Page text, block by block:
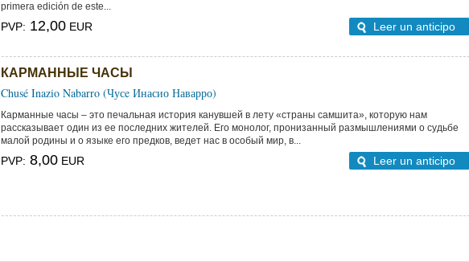
primera edición de este...
PVP: 12,00 EUR Leer un anticipo
КАРМАННЫЕ ЧАСЫ
Chusé Inazio Nabarro (Чусe Инасио Наварро)
Карманные часы – это печальная история канувшей в лету «страны самшита», которую нам
рассказывает один из ее последних жителей. Его монолог, пронизанный размышлениями о судьбе
малой родины и о языке его предков, ведет нас в особый мир, в...
PVP: 8,00 EUR Leer un anticipo